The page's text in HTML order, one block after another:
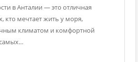
в Анталии — это отличная
кто мечтает жить у моря,
климатом и комфортной